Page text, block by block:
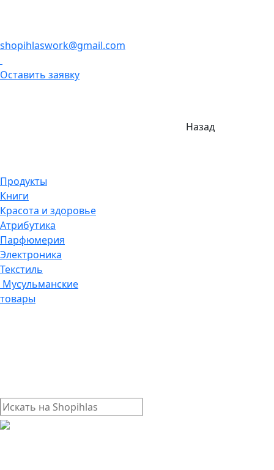
shopihlaswork@gmail.com
Оставить заявку
Назад
Продукты
Книги
Красота и здоровье
Атрибутика
Парфюмерия
Электроника
Текстиль
Мусульманские
товары